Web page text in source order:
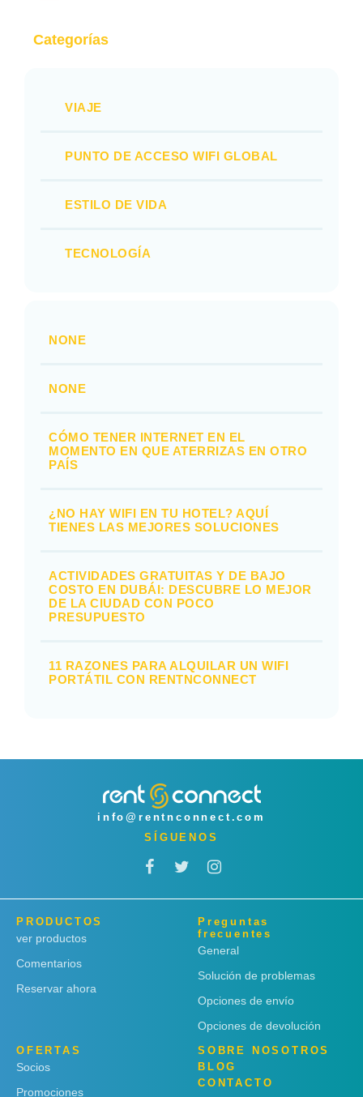
Categorías
VIAJE
PUNTO DE ACCESO WIFI GLOBAL
ESTILO DE VIDA
TECNOLOGÍA
NONE
NONE
CÓMO TENER INTERNET EN EL
MOMENTO EN QUE ATERRIZAS EN OTRO
PAÍS
¿NO HAY WIFI EN TU HOTEL? AQUÍ
TIENES LAS MEJORES SOLUCIONES
ACTIVIDADES GRATUITAS Y DE BAJO
COSTO EN DUBÁI: DESCUBRE LO MEJOR
DE LA CIUDAD CON POCO
PRESUPUESTO
11 RAZONES PARA ALQUILAR UN WIFI
PORTÁTIL CON RENTNCONNECT
info@rentnconnect.com
SÍGUENOS
PRODUCTOS
ver productos
Comentarios
Reservar ahora
Preguntas
frecuentes
General
Solución de problemas
Opciones de envío
Opciones de devolución
OFERTAS
Socios
Promociones
SOBRE NOSOTROS
BLOG
CONTACTO